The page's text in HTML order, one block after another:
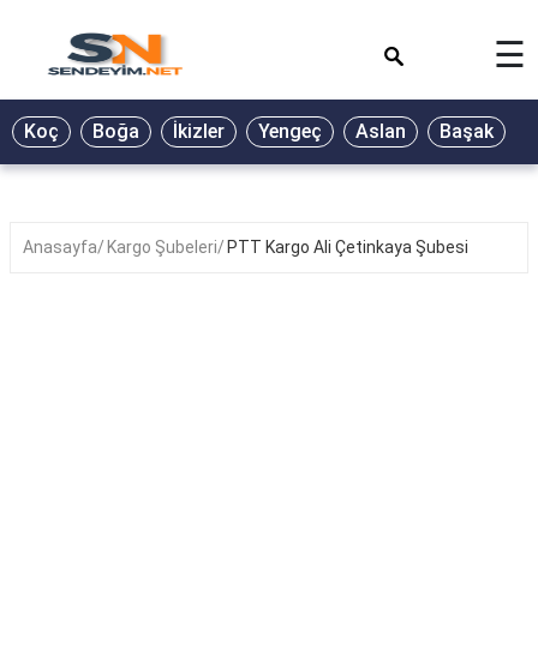
BİYOGRAFİ
GALERİ
☰
Koç Boğa İkizler Yengeç Aslan Başak
Anasayfa Kargo Şubeleri PTT Kargo Ali Çetinkaya Şubesi